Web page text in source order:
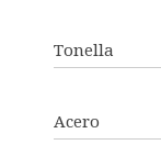
Tonella
Acero